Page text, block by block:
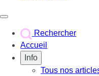
Rechercher
Accueil
Info
Tous nos